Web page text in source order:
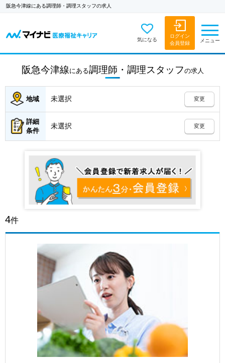
阪急今津線にある調理師・調理スタッフの求人
気になる
ログイン
会員登録
メニュー
阪急今津線 にある調理師・調理スタッフの求人
地域 未選択 変更
詳細
条件
未選択 変更
4件